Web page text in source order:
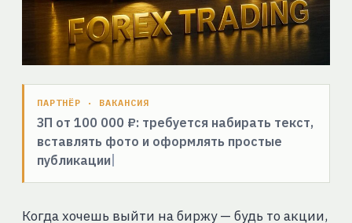
ПАРТНЁР · ВАКАНСИЯ
ЗП от 100 000 ₽: требуется набирать текст,
вставлять фото и оформлять простые
публикации
Когда хочешь выйти на биржу — будь то акции,